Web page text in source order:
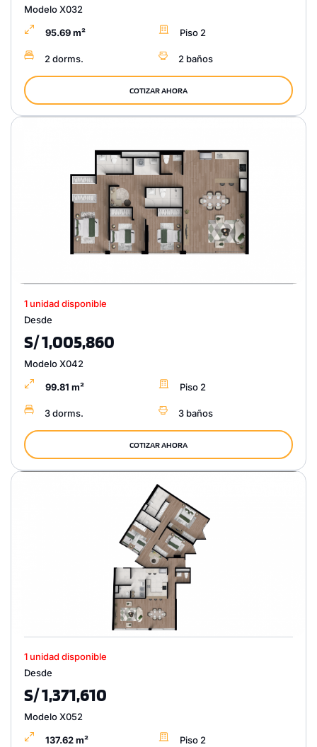
Modelo X032
95.69 m² Piso 2
2 dorms. 2 baños
COTIZAR AHORA
1 unidad disponible
Desde
S/ 1,005,860
Modelo X042
99.81 m² Piso 2
3 dorms. 3 baños
COTIZAR AHORA
1 unidad disponible
Desde
S/ 1,371,610
Modelo X052
137.62 m² Piso 2